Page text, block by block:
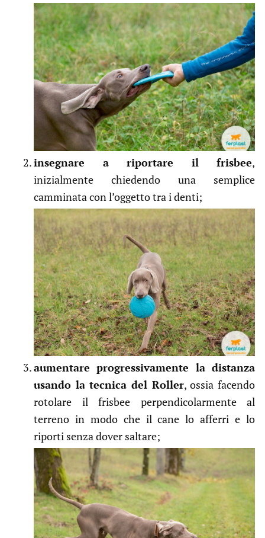
insegnare a riportare il frisbee,
inizialmente chiedendo una semplice
camminata con l’oggetto tra i denti;
aumentare progressivamente la distanza
usando la tecnica del Roller, ossia facendo
rotolare il frisbee perpendicolarmente al
terreno in modo che il cane lo afferri e lo
riporti senza dover saltare;